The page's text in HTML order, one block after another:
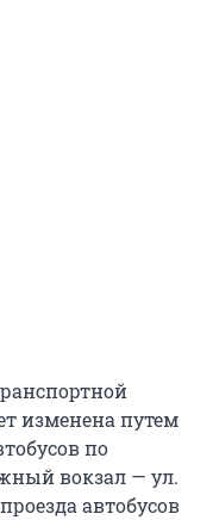
изменена путем
по
вокзал — ул.
автобусов